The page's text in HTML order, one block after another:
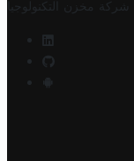
شركة مخزن التكنولوجيا